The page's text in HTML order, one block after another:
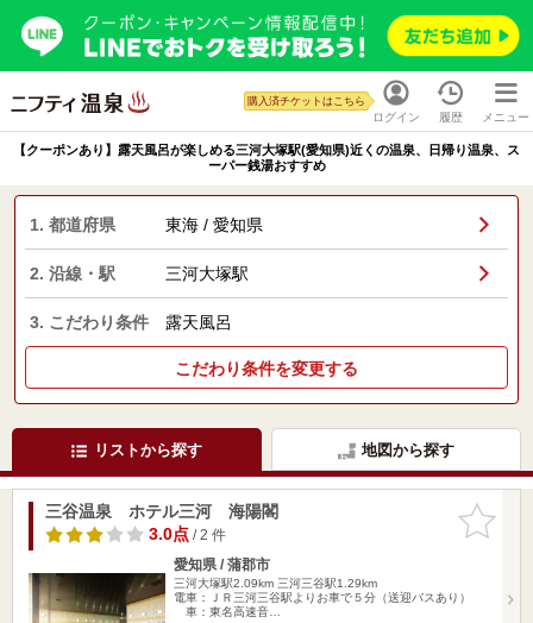
ログイン
購入済チケットはこちら
履歴 メニュー
【クーポンあり】露天風呂が楽しめる三河大塚駅(愛知県)近くの温泉、日帰り温泉、ス
ーパー銭湯おすすめ
1. 都道府県 東海 / 愛知県
2. 沿線・駅 三河大塚駅
3. こだわり条件 露天風呂
こだわり条件を変更する
リストから探す 地図から探す
お気に入
りに追加
三谷温泉 ホテル三河 海陽閣
3.0点/ 2 件
愛知県 / 蒲郡市
三河大塚駅2.09km 三河三谷駅1.29km
電車：ＪＲ三河三谷駅よりお車で５分（送迎バスあり）
車：東名高速音…